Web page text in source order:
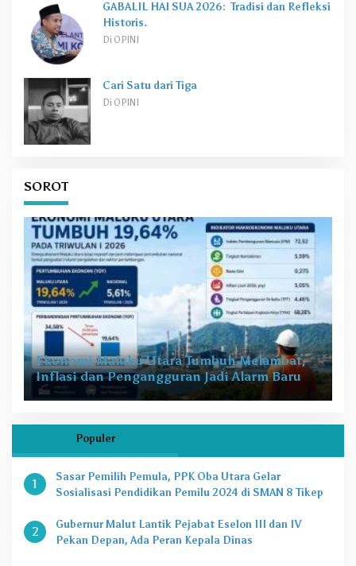
GABALIL HAI SUA 2026: Tradisi dan Refleksi
Historis.
Di OPINI
Cari Satu dari Tiga
Di OPINI
SOROT
Ekonomi Maluku Utara Tumbuh Melambat,
Inflasi dan Pengangguran Jadi Alarm Baru
Populer
1
Sasar Pemilih Pemula, PPK Oba Utara Gelar
Sosialisasi Pendidikan Pemilu 2024 di SMAN 8 Tikep
2
Gubernur Malut Lantik Pejabat Eselon III dan IV
Pekan Depan, Ada Peran Kepala Dinas